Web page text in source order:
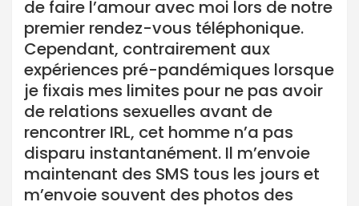
de faire l’amour avec moi lors de notre
premier rendez-vous téléphonique.
Cependant, contrairement aux
expériences pré-pandémiques lorsque
je fixais mes limites pour ne pas avoir
de relations sexuelles avant de
rencontrer IRL, cet homme n’a pas
disparu instantanément. Il m’envoie
maintenant des SMS tous les jours et
m’envoie souvent des photos des